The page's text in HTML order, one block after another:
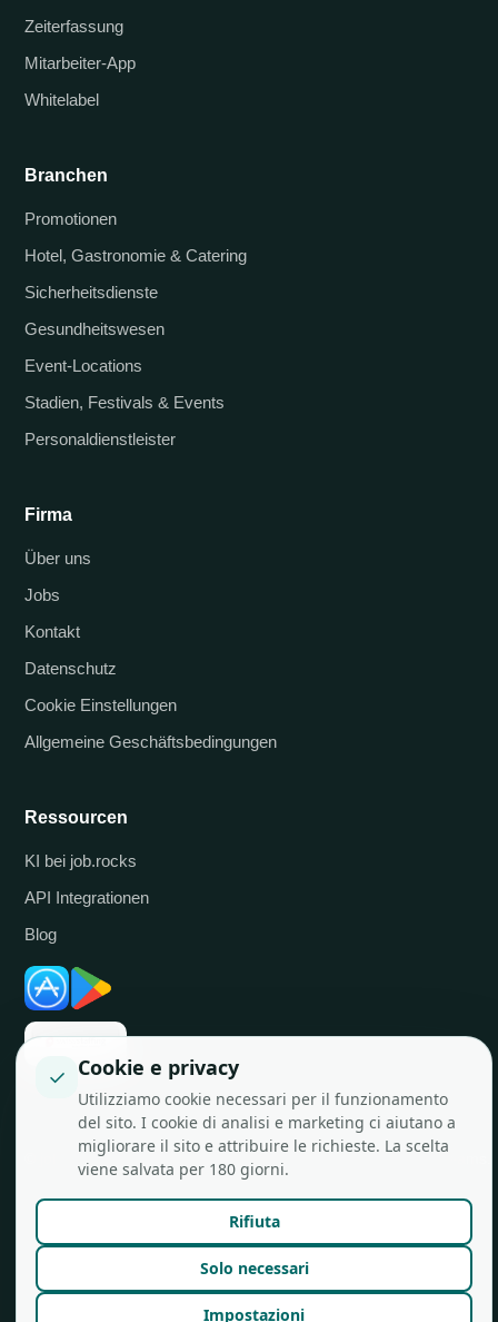
Zeiterfassung
Mitarbeiter-App
Whitelabel
Branchen
Promotionen
Hotel, Gastronomie & Catering
Sicherheitsdienste
Gesundheitswesen
Event-Locations
Stadien, Festivals & Events
Personaldienstleister
Firma
Über uns
Jobs
Kontakt
Datenschutz
Cookie Einstellungen
Allgemeine Geschäftsbedingungen
Ressourcen
KI bei job.rocks
API Integrationen
Blog
© job.rocks AG
✓ Cookie e privacy
Utilizziamo cookie necessari per il funzionamento
del sito. I cookie di analisi e marketing ci aiutano a
migliorare il sito e attribuire le richieste. La scelta
viene salvata per 180 giorni.
Rifiuta
Solo necessari
Impostazioni